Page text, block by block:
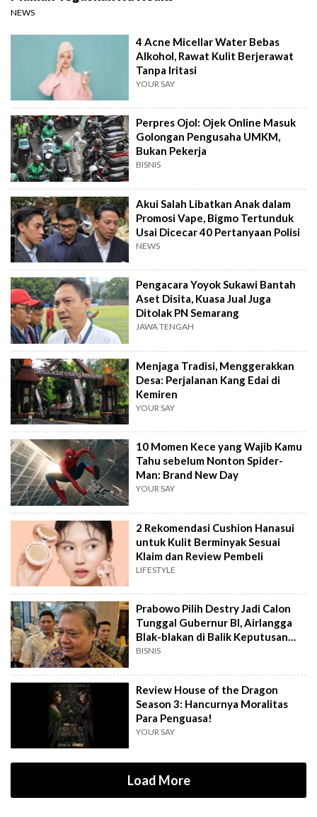
NEWS
4 Acne Micellar Water Bebas
Alkohol, Rawat Kulit Berjerawat
Tanpa Iritasi
YOUR SAY
Perpres Ojol: Ojek Online Masuk
Golongan Pengusaha UMKM,
Bukan Pekerja
BISNIS
Akui Salah Libatkan Anak dalam
Promosi Vape, Bigmo Tertunduk
Usai Dicecar 40 Pertanyaan Polisi
NEWS
Pengacara Yoyok Sukawi Bantah
Aset Disita, Kuasa Jual Juga
Ditolak PN Semarang
JAWA TENGAH
Menjaga Tradisi, Menggerakkan
Desa: Perjalanan Kang Edai di
Kemiren
YOUR SAY
10 Momen Kece yang Wajib Kamu
Tahu sebelum Nonton Spider-
Man: Brand New Day
YOUR SAY
2 Rekomendasi Cushion Hanasui
untuk Kulit Berminyak Sesuai
Klaim dan Review Pembeli
LIFESTYLE
Prabowo Pilih Destry Jadi Calon
Tunggal Gubernur BI, Airlangga
Blak-blakan di Balik Keputusan
Ini?
BISNIS
Review House of the Dragon
Season 3: Hancurnya Moralitas
Para Penguasa!
YOUR SAY
Load More